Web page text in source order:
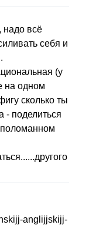
надо всё
себя и
(у
на одном
сколько ты
- поделиться
anglijjskijj-